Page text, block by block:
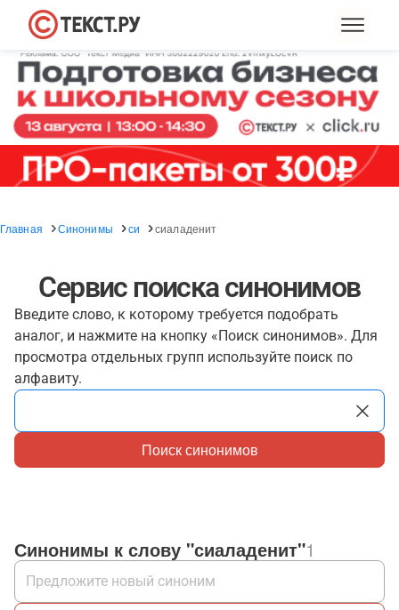
Главная Синонимы си сиаладенит
Сервис поиска синонимов
Введите слово, к которому требуется подобрать
аналог, и нажмите на кнопку «Поиск синонимов». Для
просмотра отдельных групп используйте поиск по
алфавиту.
Поиск синонимов
Синонимы к слову "сиаладенит"1